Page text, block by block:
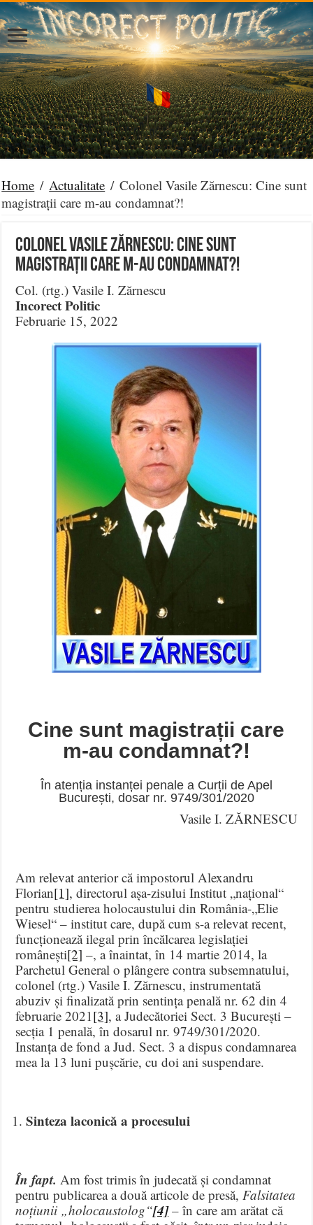
Home / Actualitate / Colonel Vasile Zărnescu: Cine sunt
magistrații care m-au condamnat?!
Colonel Vasile Zărnescu: Cine sunt
magistrații care m-au condamnat?!
Col. (rtg.) Vasile I. Zărnescu
Incorect Politic
Februarie 15, 2022
Cine sunt magistrații care
m-au condamnat?!
În atenția instanței penale a Curții de Apel
București, dosar nr. 9749/301/2020
Vasile I. ZĂRNESCU
Am relevat anterior că impostorul Alexandru
Florian[1], directorul așa-zisului Institut „național“
pentru studierea holocaustului din România-„Elie
Wiesel“ – institut care, după cum s-a relevat recent,
funcționează ilegal prin încălcarea legislației
românești[2] –, a înaintat, în 14 martie 2014, la
Parchetul General o plângere contra subsemnatului,
colonel (rtg.) Vasile I. Zărnescu, instrumentată
abuziv și finalizată prin sentința penală nr. 62 din 4
februarie 2021[3], a Judecătoriei Sect. 3 București –
secția 1 penală, în dosarul nr. 9749/301/2020.
Instanța de fond a Jud. Sect. 3 a dispus condamnarea
mea la 13 luni pușcărie, cu doi ani suspendare.
Sinteza laconică a procesului
În fapt. Am fost trimis în judecată și condamnat
pentru publicarea a două articole de presă,Falsitatea
noțiunii „holocaustolog“[4]– în care am arătat că